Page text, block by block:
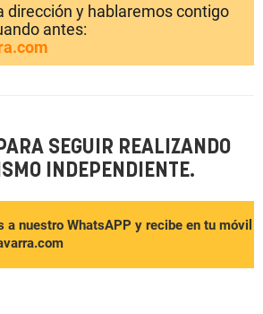
dirección y hablaremos contigo
antes:
SEGUIR REALIZANDO
INDEPENDIENTE.
a nuestro WhatsAPP y recibe en tu móvil